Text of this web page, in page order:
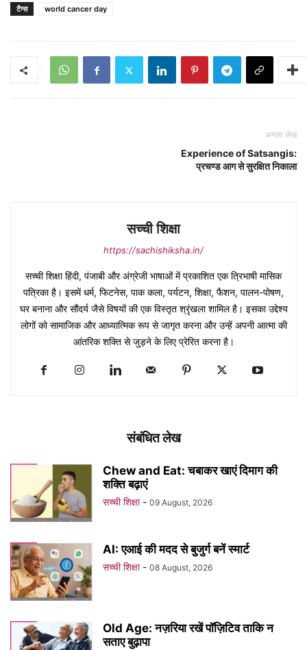
टैग्स world cancer day
अगला लेख
Experience of Satsangis:
प्रचण्ड आग से सुरक्षित निकाला
सच्ची शिक्षा
https://sachishiksha.in/
सच्ची शिक्षा हिंदी, पंजाबी और अंग्रेजी भाषाओं में प्रकाशित एक त्रिभाषी मासिक
पत्रिका है। इसमें धर्म, फिटनेस, पाक कला, पर्यटन, शिक्षा, फैशन, पालन-पोषण,
घर बनाना और सौंदर्य जैसे विषयों की एक विस्तृत श्रृंखला शामिल है। इसका उद्देश्य
लोगों को सामाजिक और आध्यात्मिक रूप से जागृत करना और उन्हें अपनी आत्मा की
आंतरिक शक्ति से जुड़ने के लिए प्रेरित करना है।
संबंधित लेख
Chew and Eat: चबाकर खाएं दिमाग की
शक्ति बढ़ाएं
सच्ची शिक्षा - 09 August, 2026
AI: एआई की मदद से बुजुर्ग बनें स्मार्ट
सच्ची शिक्षा - 08 August, 2026
Old Age: नज़रिया रखें पॉज़िटिव ताकि न
सताए बुढ़ापा